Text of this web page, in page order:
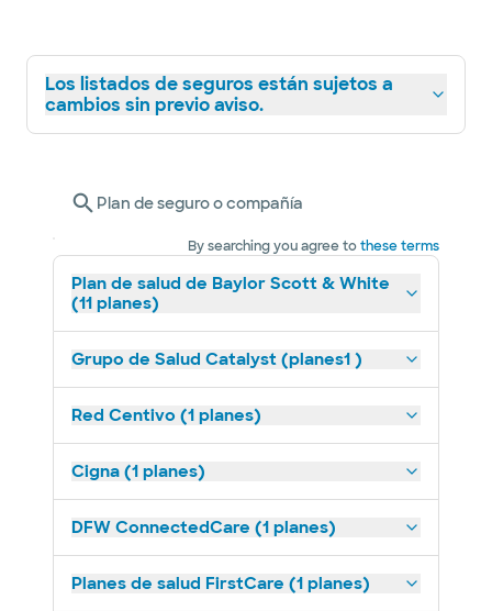
Los listados de seguros están sujetos a
cambios sin previo aviso.
Plan de seguro o compañía
By searching you agree tothese terms
Plan de salud de Baylor Scott & White
(11 planes)
Grupo de Salud Catalyst (planes1 )
Red Centivo (1 planes)
Cigna (1 planes)
DFW ConnectedCare (1 planes)
Planes de salud FirstCare (1 planes)